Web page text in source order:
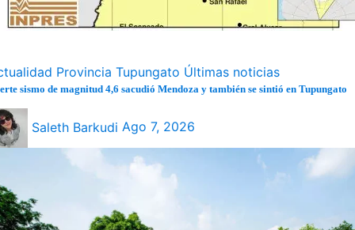
Provincia Tupungato Últimas noticias
sismo de magnitud 4,6 sacudió Mendoza y también se sintió en Tupungato
Saleth Barkudi Ago 7, 2026